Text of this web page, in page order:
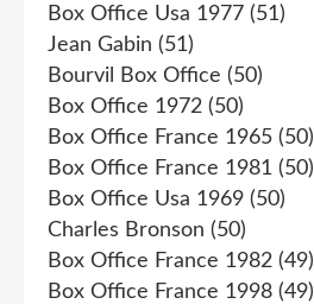
Box Office Usa 1977 (51)
Jean Gabin (51)
Bourvil Box Office (50)
Box Office 1972 (50)
Box Office France 1965 (50)
Box Office France 1981 (50)
Box Office Usa 1969 (50)
Charles Bronson (50)
Box Office France 1982 (49)
Box Office France 1998 (49)